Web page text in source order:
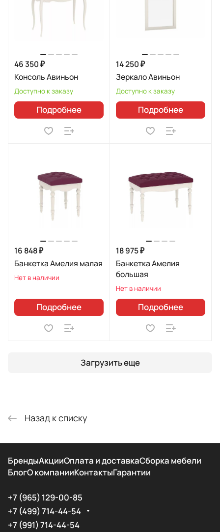
46 350 ₽
Консоль Авиньон
Доступно к заказу
Подробнее
14 250 ₽
Зеркало Авиньон
Доступно к заказу
Подробнее
16 848 ₽
Банкетка Амелия малая
Нет в наличии
Подробнее
18 975 ₽
Банкетка Амелия
большая
Нет в наличии
Подробнее
Загрузить еще
Назад к списку
БрендыАкцииОплата и доставкаСборка мебели
БлогО компанииКонтактыГарантии
+7 (965) 129-00-85
+7 (499) 714-44-54
+7 (991) 714-44-54